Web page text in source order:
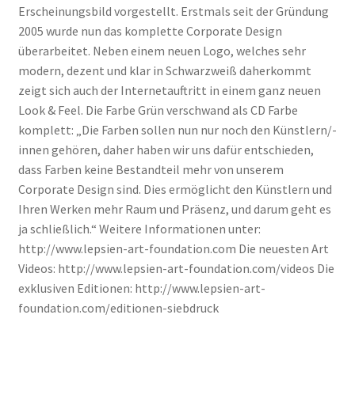
Erscheinungsbild vorgestellt. Erstmals seit der Gründung
2005 wurde nun das komplette Corporate Design
überarbeitet. Neben einem neuen Logo, welches sehr
modern, dezent und klar in Schwarzweiß daherkommt
zeigt sich auch der Internetauftritt in einem ganz neuen
Look & Feel. Die Farbe Grün verschwand als CD Farbe
komplett: „Die Farben sollen nun nur noch den Künstlern/-
innen gehören, daher haben wir uns dafür entschieden,
dass Farben keine Bestandteil mehr von unserem
Corporate Design sind. Dies ermöglicht den Künstlern und
Ihren Werken mehr Raum und Präsenz, und darum geht es
ja schließlich.“ Weitere Informationen unter:
http://www.lepsien-art-foundation.com Die neuesten Art
Videos: http://www.lepsien-art-foundation.com/videos Die
exklusiven Editionen: http://www.lepsien-art-
foundation.com/editionen-siebdruck